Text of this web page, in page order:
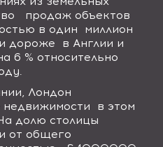
продаж объектов
в один
миллион
и дороже
в Англии и
6 % относительно
Лондон
в этом
долю столицы
от общего